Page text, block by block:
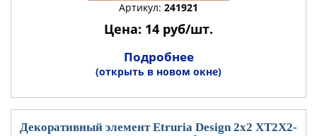
Артикул: 241921
Цена: 14 руб/шт.
Подробнее
(открыть в новом окне)
Декоративный элемент Etruria Design 2x2 XT2X2-